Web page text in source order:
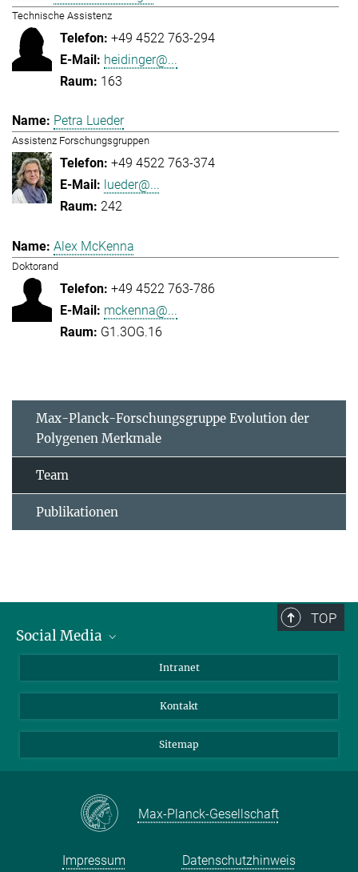
Technische Assistenz
+49 4522 763-294
heidinger@...
163
Petra Lueder
Assistenz Forschungsgruppen
+49 4522 763-374
lueder@...
242
Alex McKenna
Doktorand
+49 4522 763-786
mckenna@...
G1.3OG.16
Max-Planck-Forschungsgruppe Evolution der
Polygenen Merkmale
Team
Publikationen
TOP
Social Media
Intranet
Kontakt
Sitemap
Max-Planck-Gesellschaft
Impressum Datenschutzhinweis